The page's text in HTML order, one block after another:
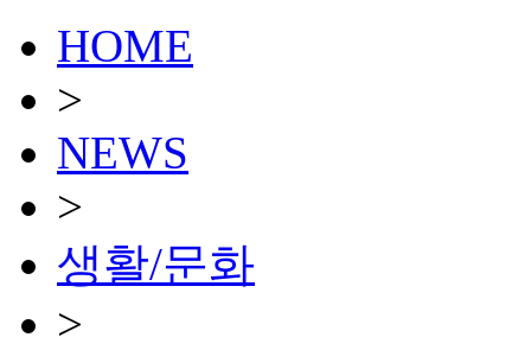
HOME
>
NEWS
>
생활/문화
>